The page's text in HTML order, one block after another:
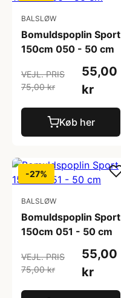
BALSLØW
Bomuldspoplin Sport
150cm 050 - 50 cm
VEJL. PRIS
75,00 kr
55,00
kr
Køb her
-27%
BALSLØW
Bomuldspoplin Sport
150cm 051 - 50 cm
VEJL. PRIS
75,00 kr
55,00
kr